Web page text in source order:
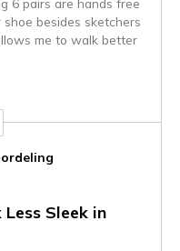
besides sketchers
me to walk better
Sleek in